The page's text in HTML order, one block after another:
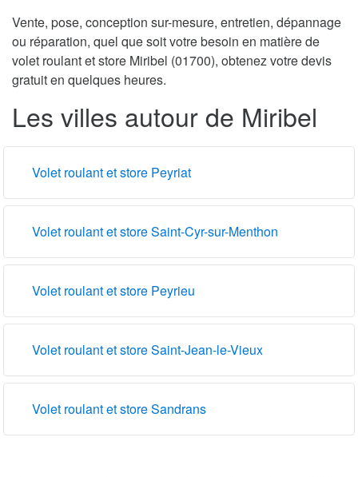
Vente, pose, conception sur-mesure, entretien, dépannage
ou réparation, quel que soit votre besoin en matière de
volet roulant et store Miribel (01700), obtenez votre devis
gratuit en quelques heures.
Les villes autour de Miribel
Volet roulant et store Peyriat
Volet roulant et store Saint-Cyr-sur-Menthon
Volet roulant et store Peyrieu
Volet roulant et store Saint-Jean-le-Vieux
Volet roulant et store Sandrans